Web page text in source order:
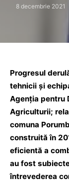
8 decembrie 2021
Progresul
tehnicii și
Agenția pentru
Agriculturii;
comuna
construită în
eficientă a
au fost
întrevederea